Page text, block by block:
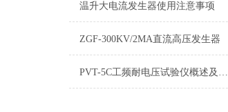
温升大电流发生器使用注意事项
ZGF-300KV/2MA直流高压发生器
PVT-5C工频耐电压试验仪概述及特点